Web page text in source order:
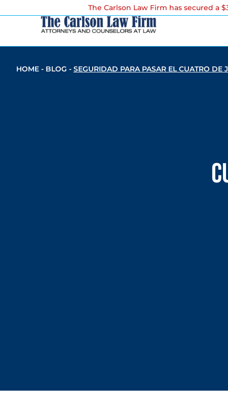
The Carlson Law Firm has secured
HOME - BLOG - SEGURIDAD PARA PASAR EL CUATRO DE